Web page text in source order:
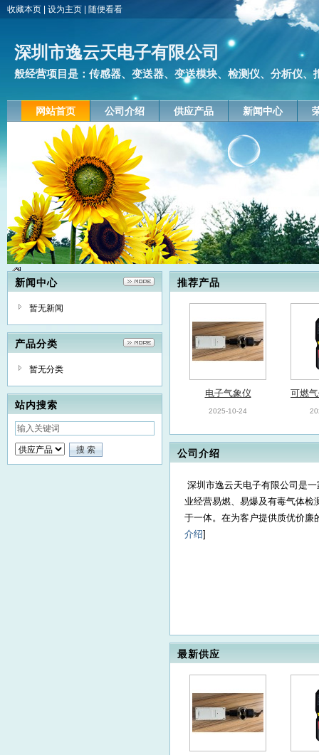
收藏本页 设为主页 随便看看
深圳市逸云天电子有限公司
般经营项目是：传感器、变送器、变送模块、检测仪、分析仪、
网站首页 公司介绍 供应产品 新闻中心
新闻中心
暂无新闻
产品分类
暂无分类
站内搜索
推荐产品
电子气象仪
2025-10-24
可燃
号
供应：现场空气监测
无线复
公司介绍
深圳市逸云天电子有限公司是
业经营易燃、易爆及有毒气体检
于一体。在为客户提供质优价廉
介绍]
最新供应